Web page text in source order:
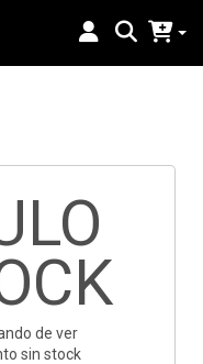
de ver
sin stock